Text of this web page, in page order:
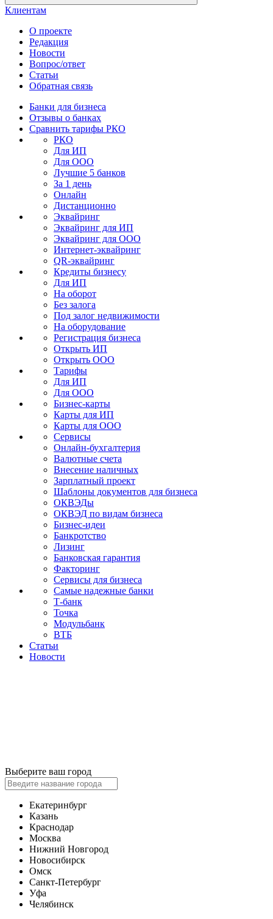
Клиентам
О проекте
Редакция
Новости
Вопрос/ответ
Статьи
Обратная связь
Банки для бизнеса
Отзывы о банках
Сравнить тарифы РКО
РКО
Для ИП
Для ООО
Лучшие 5 банков
За 1 день
Онлайн
Дистанционно
Эквайринг
Эквайринг для ИП
Эквайринг для ООО
Интернет-эквайринг
QR-эквайринг
Кредиты бизнесу
Для ИП
На оборот
Без залога
Под залог недвижимости
На оборудование
Регистрация бизнеса
Открыть ИП
Открыть ООО
Тарифы
Для ИП
Для ООО
Бизнес-карты
Карты для ИП
Карты для ООО
Сервисы
Онлайн-бухгалтерия
Валютные счета
Внесение наличных
Зарплатный проект
Шаблоны документов для бизнеса
ОКВЭДы
ОКВЭД по видам бизнеса
Бизнес-идеи
Банкротство
Лизинг
Банковская гарантия
Факторинг
Сервисы для бизнеса
Самые надежные банки
Т-банк
Точка
Модульбанк
ВТБ
Статьи
Новости
Выберите ваш город
Екатеринбург
Казань
Краснодар
Москва
Нижний Новгород
Новосибирск
Омск
Санкт-Петербург
Уфа
Челябинск